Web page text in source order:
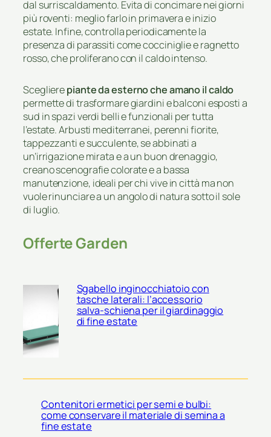
dal surriscaldamento. Evita di concimare nei giorni
più roventi: meglio farlo in primavera e inizio
estate. Infine, controlla periodicamente la
presenza di parassiti come cocciniglie e ragnetto
rosso, che proliferano con il caldo intenso.
Sceglierepiante da esterno che amano il caldo
permette di trasformare giardini e balconi esposti a
sud in spazi verdi belli e funzionali per tutta
l’estate. Arbusti mediterranei, perenni fiorite,
tappezzanti e succulente, se abbinati a
un’irrigazione mirata e a un buon drenaggio,
creano scenografie colorate e a bassa
manutenzione, ideali per chi vive in città ma non
vuole rinunciare a un angolo di natura sotto il sole
di luglio.
Offerte Garden
Sgabello inginocchiatoio con
tasche laterali: l’accessorio
salva-schiena per il giardinaggio
di fine estate
Contenitori ermetici per semi e bulbi:
come conservare il materiale di semina a
fine estate